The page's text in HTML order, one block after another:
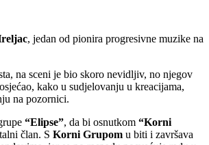
, jedan od pionira progresivne muzike na
na sceni je bio skoro nevidljiv, no njegov
kako u sudjelovanju u kreacijama,
na pozornici.
“Elipse”, da bi osnutkom “Korni
član. S Korni Grupom u biti i završava